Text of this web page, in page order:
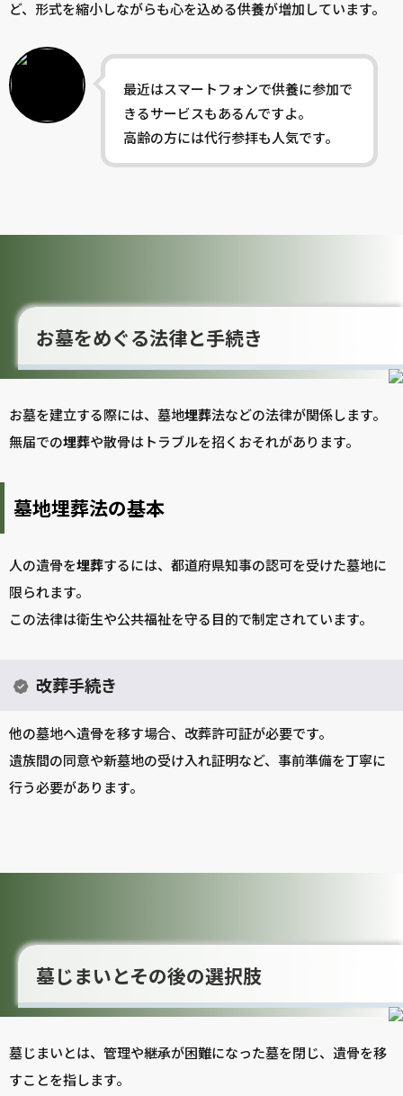
ど、形式を縮小しながらも心を込める供養が増加しています。
最近はスマートフォンで供養に参加で
きるサービスもあるんですよ。
高齢の方には代行参拝も人気です。
お墓をめぐる法律と手続き
お墓を建立する際には、墓地埋葬法などの法律が関係します。
無届での埋葬や散骨はトラブルを招くおそれがあります。
墓地埋葬法の基本
人の遺骨を埋葬するには、都道府県知事の認可を受けた墓地に
限られます。
この法律は衛生や公共福祉を守る目的で制定されています。
改葬手続き
他の墓地へ遺骨を移す場合、改葬許可証が必要です。
遺族間の同意や新墓地の受け入れ証明など、事前準備を丁寧に
行う必要があります。
墓じまいとその後の選択肢
墓じまいとは、管理や継承が困難になった墓を閉じ、遺骨を移
すことを指します。